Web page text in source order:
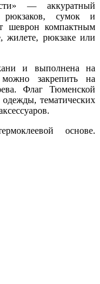
— аккуратный
сумок и
шеврон компактным
жилете, рюкзаке или
и выполнена на
закрепить на
Флаг Тюменской
одежды, тематических
основе.